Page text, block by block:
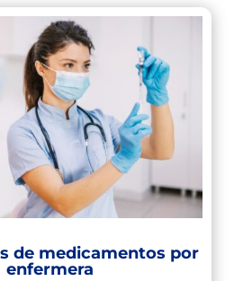
de medicamentos por
enfermera